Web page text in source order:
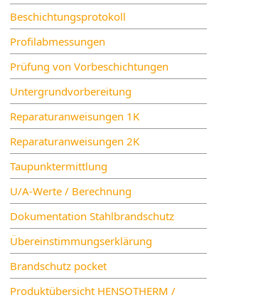
Beschichtungsprotokoll
Profilabmessungen
Prüfung von Vorbeschichtungen
Untergrundvorbereitung
Reparaturanweisungen 1K
Reparaturanweisungen 2K
Taupunktermittlung
U/A-Werte / Berechnung
Dokumentation Stahlbrandschutz
Übereinstimmungserklärung
Brandschutz pocket
Produktübersicht HENSOTHERM /